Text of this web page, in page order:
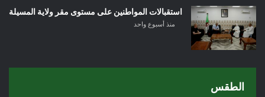
استقبالات المواطنين على مستوى مقر ولاية المسيلة
منذ أسبوع واحد
الطقس